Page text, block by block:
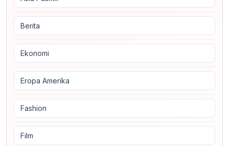
Berita
Ekonomi
Eropa Amerika
Fashion
Film